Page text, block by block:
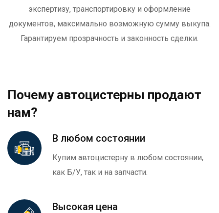
экспертизу, транспортировку и оформление
документов, максимально возможную сумму выкупа.
Гарантируем прозрачность и законность сделки.
Почему автоцистерны продают
нам?
В любом состоянии
Купим автоцистерну в любом состоянии,
как Б/У, так и на запчасти.
Высокая цена